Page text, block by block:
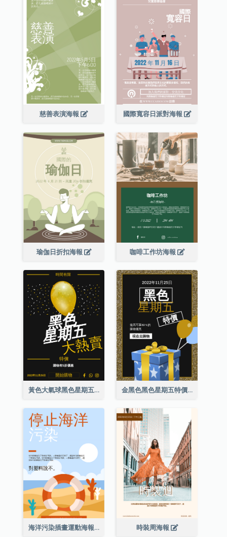
慈善表演海報 國際寬容日派對海報
瑜伽日折扣海報 咖啡工作坊海報
黃色大氣球黑色星期五特價海報 金黑色黑色星期五特價海報
海洋污染插畫運動海報 時裝周海報